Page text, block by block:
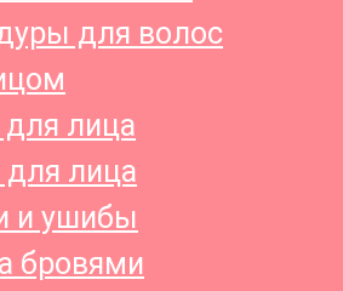
для волос
лица
лица
и ушибы
бровями